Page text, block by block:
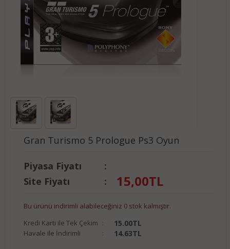
Gran Turismo 5 Prologue Ps3 Oyun
Piyasa Fiyatı
:
Site Fiyatı
: 15,00TL
Bu ürünü indirimli alabileceğiniz 0 stok kalmıştır.
Kredi Kartı ile Tek Çekim : 15.00TL
Havale ile İndirimli : 14.63TL